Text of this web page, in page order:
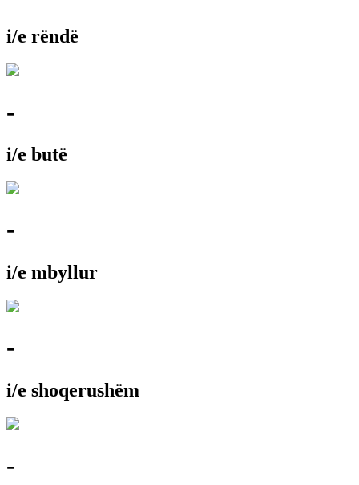
i/e rëndë
-
i/e butë
-
i/e mbyllur
-
i/e shoqerushëm
-